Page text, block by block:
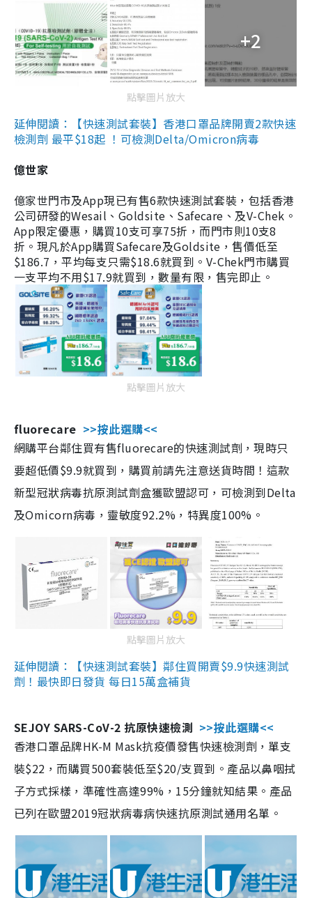
+2
點擊圖片放大
延伸閱讀：【快速測試套裝】香港口罩品牌開賣2款快速
檢測劑 最平$18起 ！可檢測Delta/Omicron病毒
億世家
億家世門市及App現已有售6款快速測試套裝，包括香港
公司研發的Wesail、Goldsite、Safecare、及V-Chek。
App限定優惠，購買10支可享75折，而門市則10支8
折。現凡於App購買Safecare及Goldsite，售價低至
$186.7，平均每支只需$18.6就買到。V-Chek門市購買
一支平均不用$17.9就買到，數量有限，售完即止。
點擊圖片放大
fluorecare >>按此選購<<
網購平台鄰住買有售fluorecare的快速測試劑，現時只
要超低價$9.9就買到，購買前請先注意送貨時間！這款
新型冠狀病毒抗原測試劑盒獲歐盟認可，可檢測到Delta
及Omicorn病毒，靈敏度92.2%，特異度100%。
點擊圖片放大
延伸閱讀：【快速測試套裝】鄰住買開賣$9.9快速測試
劑！最快即日發貨 每日15萬盒補貨
SEJOY SARS-CoV-2 抗原快速檢測 >>按此選購<<
香港口罩品牌HK-M Mask抗疫價發售快速檢測劑，單支
裝$22，而購買500套裝低至$20/支買到。產品以鼻咽拭
子方式採樣，準確性高達99%，15分鐘就知結果。產品
已列在歐盟2019冠狀病毒病快速抗原測試通用名單。